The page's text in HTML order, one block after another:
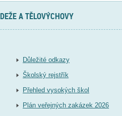
A TĚLOVÝCHOVY
Důležité odkazy
Školský rejstřík
Přehled vysokých škol
Plán veřejných zakázek 2026